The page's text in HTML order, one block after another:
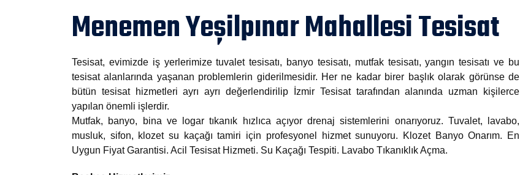
Menemen Yeşilpınar Mahallesi Tesisat
Tesisat, evimizde iş yerlerimize tuvalet tesisatı, banyo tesisatı, mutfak tesisatı, yangın tesisatı ve bu
tesisat alanlarında yaşanan problemlerin giderilmesidir. Her ne kadar birer başlık olarak görünse de
bütün tesisat hizmetleri ayrı ayrı değerlendirilip İzmir Tesisat tarafından alanında uzman kişilerce
yapılan önemli işlerdir.
Mutfak, banyo, bina ve logar tıkanık hızlıca açıyor drenaj sistemlerini onarıyoruz. Tuvalet, lavabo,
musluk, sifon, klozet su kaçağı tamiri için profesyonel hizmet sunuyoru. Klozet Banyo Onarım. En
Uygun Fiyat Garantisi. Acil Tesisat Hizmeti. Su Kaçağı Tespiti. Lavabo Tıkanıklık Açma.